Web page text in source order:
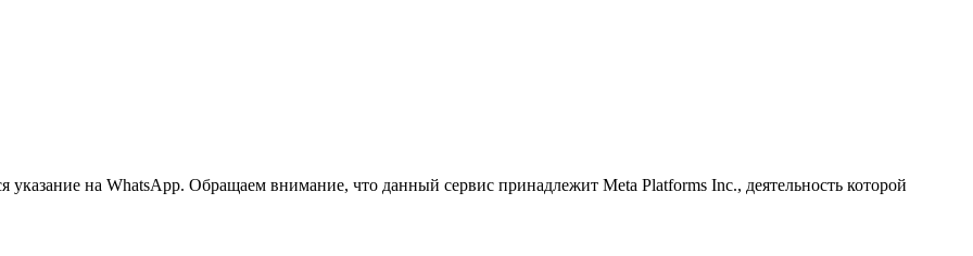
на WhatsApp. Обращаем внимание, что данный сервис принадлежит Meta Platforms Inc., деятельность которой